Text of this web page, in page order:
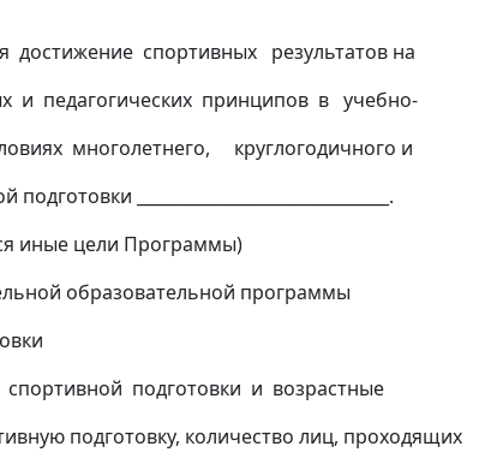
спортивных результатов на
и педагогических принципов в учебно-
многолетнего, круглогодичного и
______________________________.
Программы)
образовательной программы
подготовки и возрастные
подготовку, количество лиц, проходящих